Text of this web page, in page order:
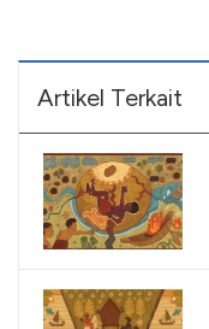
Artikel Terkait